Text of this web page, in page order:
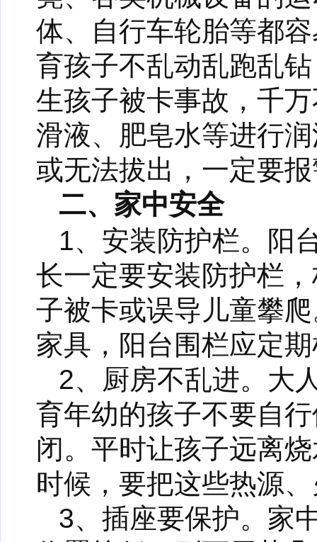
体、自行车轮胎等都
育孩子不乱动乱跑乱
生孩子被卡事故，千
滑液、肥皂水等进行
或无法拔出，一定要
二、家中安全
1、安装防护栏。阳
长一定要安装防护栏
子被卡或误导儿童攀
家具，阳台围栏应定
2、厨房不乱进。大
育年幼的孩子不要自
闭。平时让孩子远离
时候，要把这些热源
3、插座要保护。家